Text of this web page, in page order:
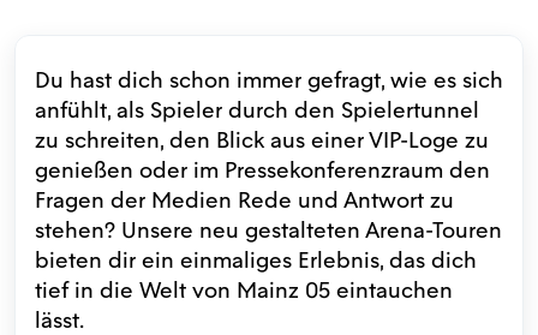
Du hast dich schon immer gefragt, wie es sich
anfühlt, als Spieler durch den Spielertunnel
zu schreiten, den Blick aus einer VIP-Loge zu
genießen oder im Pressekonferenzraum den
Fragen der Medien Rede und Antwort zu
stehen? Unsere neu gestalteten Arena-Touren
bieten dir ein einmaliges Erlebnis, das dich
tief in die Welt von Mainz 05 eintauchen
lässt.